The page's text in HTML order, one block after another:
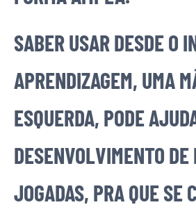
SABER USAR DESDE O
APRENDIZAGEM, UMA
ESQUERDA, PODE
DESENVOLVIMENTO DE
JOGADAS, PRA QUE SE